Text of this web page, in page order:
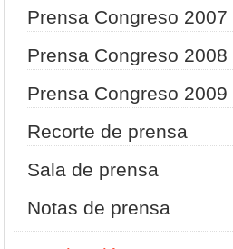
Prensa Congreso 2007
Prensa Congreso 2008
Prensa Congreso 2009
Recorte de prensa
Sala de prensa
Notas de prensa